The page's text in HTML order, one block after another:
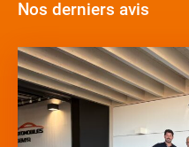
Nos derniers avis